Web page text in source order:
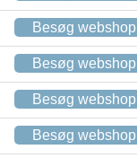
Besøg webshop
Besøg webshop
Besøg webshop
Besøg webshop